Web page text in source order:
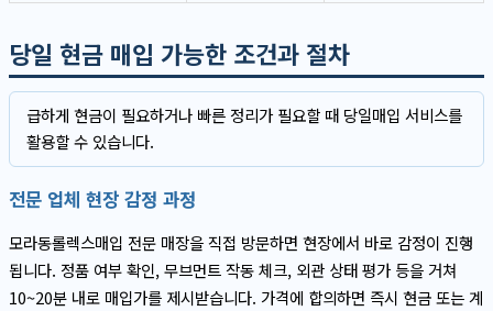
당일 현금 매입 가능한 조건과 절차
급하게 현금이 필요하거나 빠른 정리가 필요할 때 당일매입 서비스를
활용할 수 있습니다.
전문 업체 현장 감정 과정
모라동롤렉스매입 전문 매장을 직접 방문하면 현장에서 바로 감정이 진행
됩니다. 정품 여부 확인, 무브먼트 작동 체크, 외관 상태 평가 등을 거쳐
10~20분 내로 매입가를 제시받습니다. 가격에 합의하면 즉시 현금 또는 계